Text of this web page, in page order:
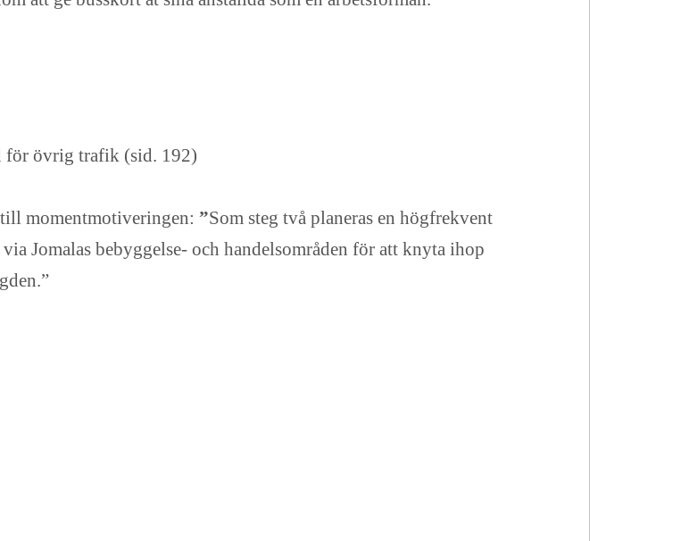
för övrig trafik (sid. 192)
momentmotiveringen: ”Som steg två planeras en högfrekvent
Jomalas bebyggelse- och handelsområden för att knyta ihop